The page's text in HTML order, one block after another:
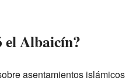
el Albaicín?
asentamientos islámicos